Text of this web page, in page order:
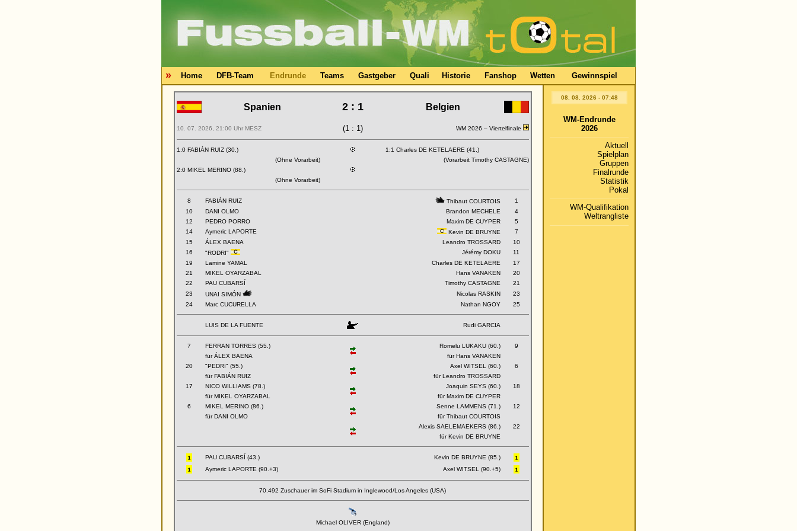
» Home DFB-Team Endrunde Teams Gastgeber Quali Historie Fanshop Wetten Gewinnspiel
Spanien 2 : 1 Belgien
10. 07. 2026, 21:00 Uhr MESZ (1 : 1) WM 2026 – Viertelfinale
1:0 FABIÁN RUIZ (30.)
1:1 Charles DE KETELAERE (41.)
(Ohne Vorarbeit)
(Vorarbeit Timothy CASTAGNE)
2:0 MIKEL MERINO (88.)
(Ohne Vorarbeit)
8 FABIÁN RUIZ Thibaut COURTOIS
1
10
DANI OLMO Brandon MECHELE
4
12
PEDRO PORRO Maxim DE CUYPER
5
14
Aymeric LAPORTE Kevin DE BRUYNE
7
15
ÁLEX BAENA Leandro TROSSARD
10
16
"RODRI" Jérémy DOKU
11
19
Lamine YAMAL Charles DE KETELAERE
17
21
MIKEL OYARZABAL Hans VANAKEN
20
22
PAU CUBARSÍ Timothy CASTAGNE
21
23
UNAI SIMÓN Nicolas RASKIN
23
24
Marc CUCURELLA Nathan NGOY 25
LUIS DE LA FUENTE Rudi GARCIA
7 FERRAN TORRES (55.) Romelu LUKAKU (60.)
9
für ÁLEX BAENA
für Hans VANAKEN
20
"PEDRI" (55.) Axel WITSEL (60.)
6
für FABIÁN RUIZ
für Leandro TROSSARD
17
NICO WILLIAMS (78.) Joaquin SEYS (60.)
18
für MIKEL OYARZABAL
für Maxim DE CUYPER
6
MIKEL MERINO (86.) Senne LAMMENS (71.)
12
für DANI OLMO
für Thibaut COURTOIS
Alexis SAELEMAEKERS (86.)
22
für Kevin DE BRUYNE
PAU CUBARSÍ (43.)
Kevin DE BRUYNE (85.)
Aymeric LAPORTE (90.+3)
Axel WITSEL (90.+5)
70.492 Zuschauer im SoFi Stadium in Inglewood/Los Angeles (USA)
Michael OLIVER (England)
08. 08. 2026 - 07:48
WM-Endrunde
2026
Aktuell
Spielplan
Gruppen
Finalrunde
Statistik
Pokal
WM-Qualifikation
Weltrangliste